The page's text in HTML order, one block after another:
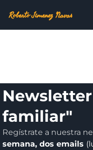
Roberto Jimenez Navas
familiar"
Regístrate a nuestra
semana, dos emails